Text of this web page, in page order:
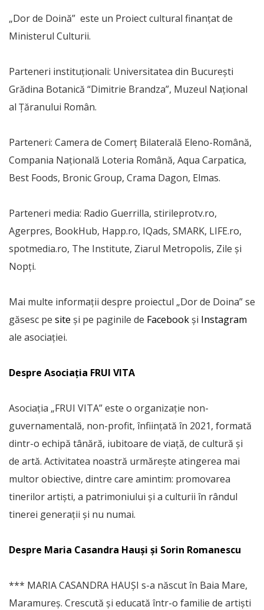
„Dor de Doină” este un Proiect cultural finanțat de
Ministerul Culturii.
Parteneri instituționali: Universitatea din București
Grădina Botanică “Dimitrie Brandza”, Muzeul Național
al Țăranului Român.
Parteneri: Camera de Comerț Bilaterală Eleno-Română,
Compania Națională Loteria Română, Aqua Carpatica,
Best Foods, Bronic Group, Crama Dagon, Elmas.
Parteneri media: Radio Guerrilla, stirileprotv.ro,
Agerpres, BookHub, Happ.ro, IQads, SMARK, LIFE.ro,
spotmedia.ro, The Institute, Ziarul Metropolis, Zile și
Nopți.
Mai multe informații despre proiectul „Dor de Doina” se
găsesc pe site și pe paginile de Facebookși Instagram
ale asociației.
Despre Asociația FRUI VITA
Asociația „FRUI VITA” este o organizație non-
guvernamentală, non-profit, înființată în 2021, formată
dintr-o echipă tânără, iubitoare de viață, de cultură și
de artă. Activitatea noastră urmărește atingerea mai
multor obiective, dintre care amintim: promovarea
tinerilor artiști, a patrimoniului și a culturii în rândul
tinerei generații și nu numai.
Despre Maria Casandra Hauși și Sorin Romanescu
*** MARIA CASANDRA HAUȘI s-a născut în Baia Mare,
Maramureş. Crescută și educată într-o familie de artiști